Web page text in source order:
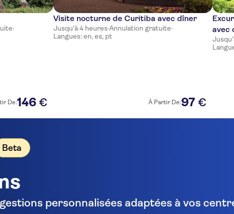
·
De:146 €
Visite nocturne de Curitiba avec dîner
Jusqu'à 4 heures·Annulation gratuite·
Langues: en, es, pt
À Partir De:97 €
avec
Beta
personnalisées adaptées à vos